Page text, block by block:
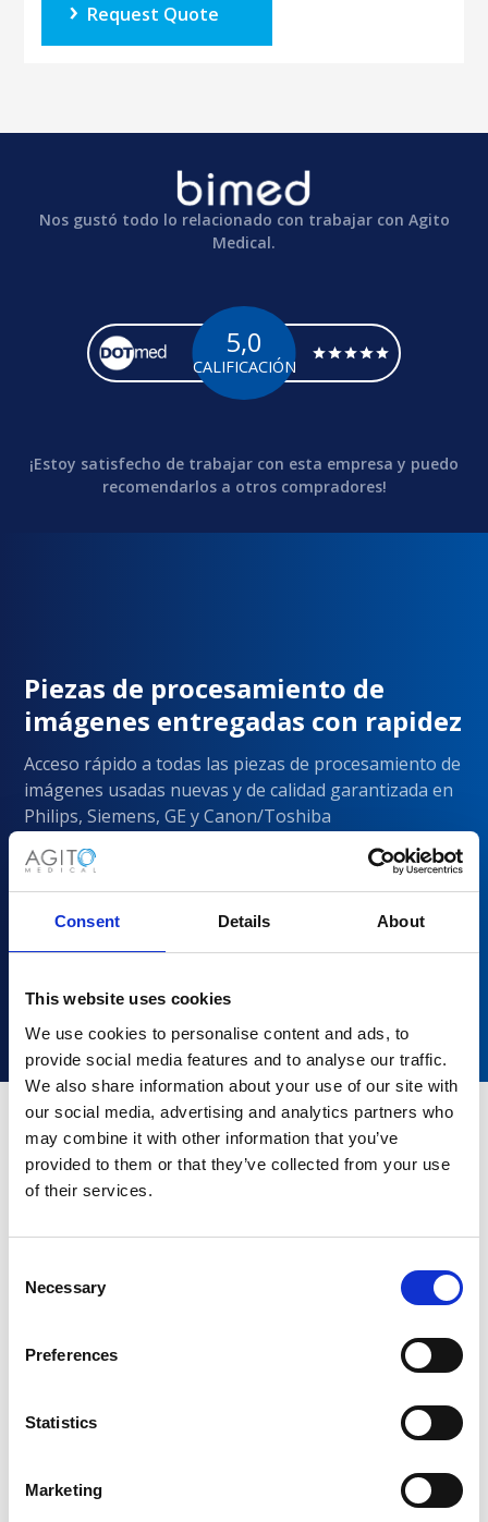
Consent Details About
This website uses cookies
We use cookies to personalise content and ads, to
provide social media features and to analyse our traffic.
We also share information about your use of our site with
our social media, advertising and analytics partners who
may combine it with other information that you’ve
provided to them or that they’ve collected from your use
of their services.
Selection
Necessary
Preferences
Statistics
Marketing
Request Quote
Nos gustó todo lo relacionado con trabajar con Agito
Medical.
5,0
CALIFICACIÓN
¡Estoy satisfecho de trabajar con esta empresa y puedo
recomendarlos a otros compradores!
Piezas de procesamiento de
imágenes entregadas con rapidez
Acceso rápido a todas las piezas de procesamiento de
imágenes usadas nuevas y de calidad garantizada en
Philips, Siemens, GE y Canon/Toshiba
¿Por qué elegir Agito Medical?
mercados de atención médica confían en nosotros.
Más de 20 años de experiencia, conocimientos
líderes en la industria.